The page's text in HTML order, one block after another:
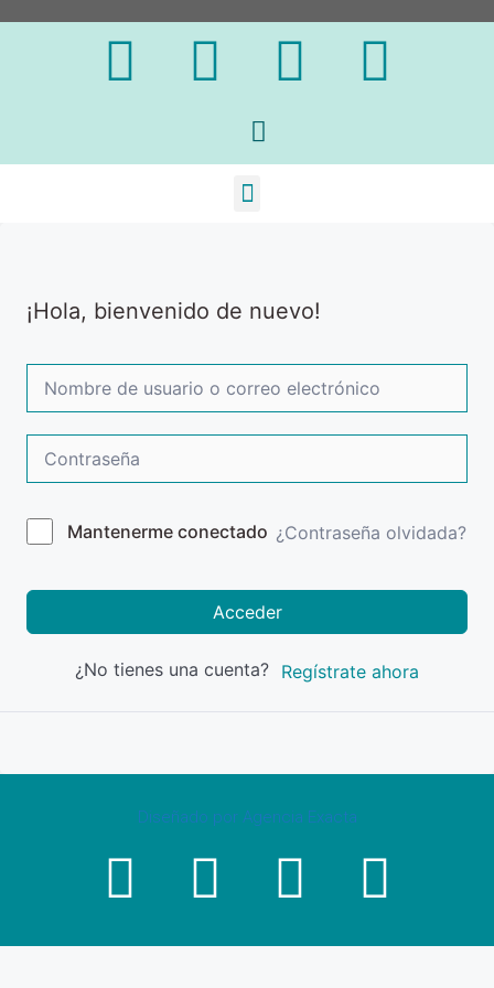
¡Hola, bienvenido de nuevo!
Mantenerme conectado ¿Contraseña olvidada?
Acceder
¿No tienes una cuenta? Regístrate ahora
Diseñado por Agencia Exacta